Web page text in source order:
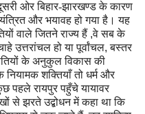
ओर बिहार-झारखण्ड के कारण
और भयावह हो गया है। यह
वाले जितने राज्य हैं ,वे सब के
उत्तरांचल हो या पूर्वांचल,बस्तर
के अनुकुल विकास की
नियामक शक्तियाँ तो धर्म और
पहले रायपुर पहुँचे यायावर
से झरते उद्बोधन में कहा था कि